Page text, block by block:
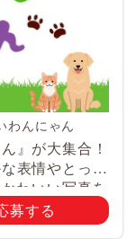
んにゃん
』が大集合！
表情やとって
わいい写真を
真や動画を
[…]
募する